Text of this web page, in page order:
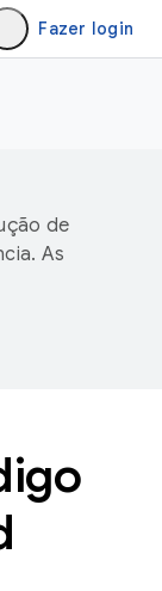
Fazer login
de
As